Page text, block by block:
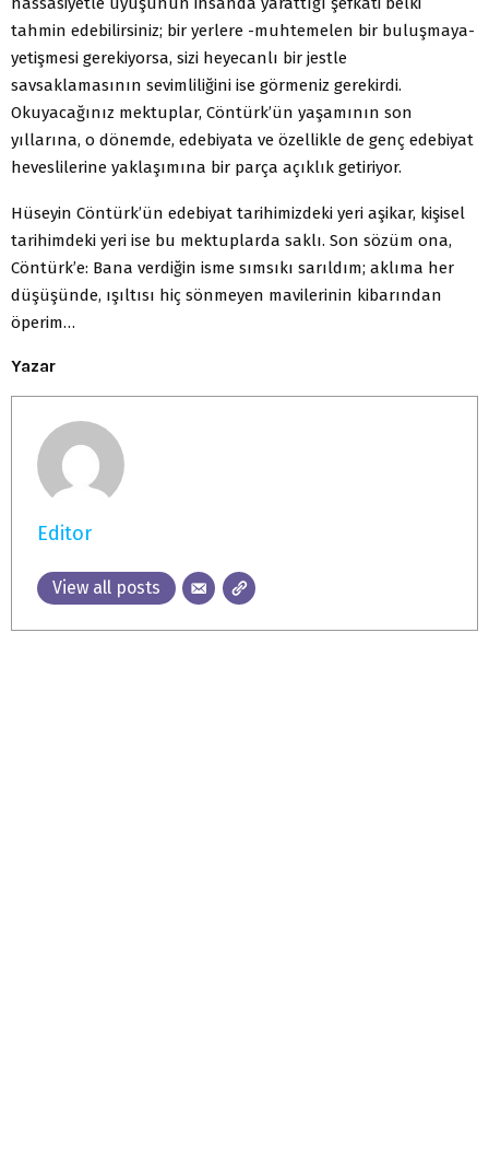
tahmin edebilirsiniz; bir yerlere -muhtemelen bir buluşmaya-
yetişmesi gerekiyorsa, sizi heyecanlı bir jestle
savsaklamasının sevimliliğini ise görmeniz gerekirdi.
Okuyacağınız mektuplar, Cöntürk’ün yaşamının son
yıllarına, o dönemde, edebiyata ve özellikle de genç edebiyat
heveslilerine yaklaşımına bir parça açıklık getiriyor.
Hüseyin Cöntürk’ün edebiyat tarihimizdeki yeri aşikar, kişisel
tarihimdeki yeri ise bu mektuplarda saklı. Son sözüm ona,
Cöntürk’e: Bana verdiğin isme sımsıkı sarıldım; aklıma her
düşüşünde, ışıltısı hiç sönmeyen mavilerinin kibarından
öperim…
Yazar
Editor
View all posts